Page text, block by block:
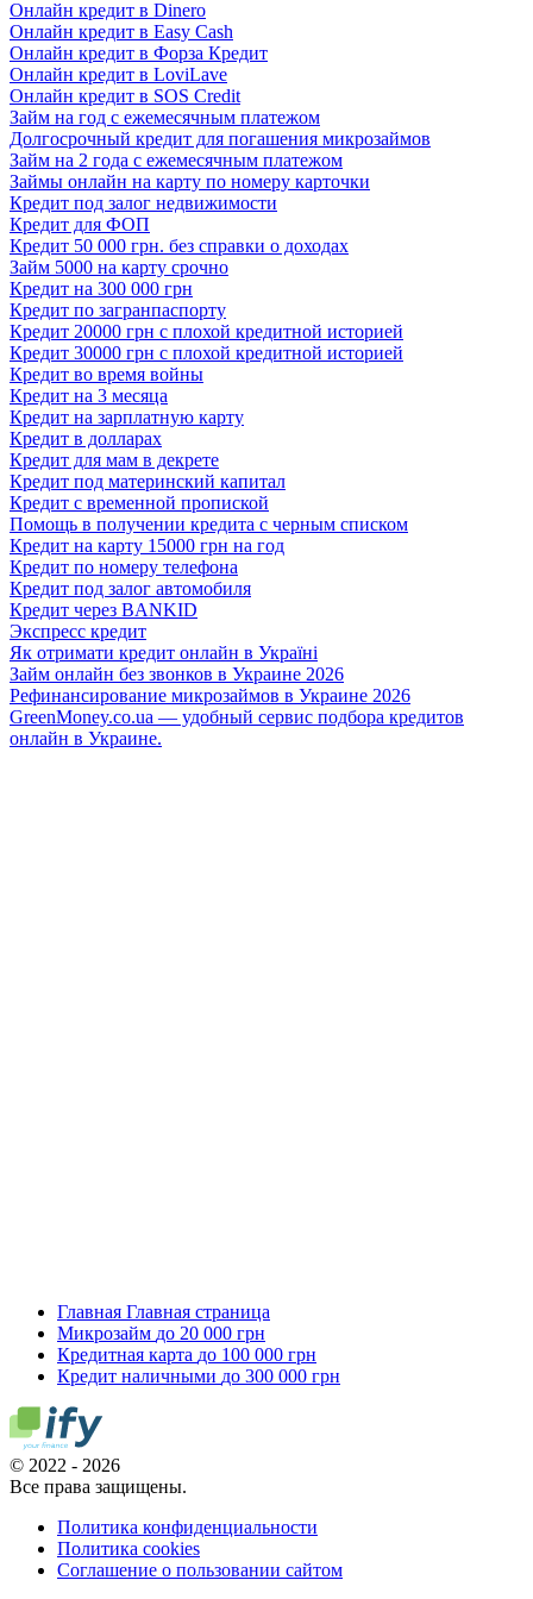
Онлайн кредит в Dinero
Онлайн кредит в Easy Cash
Онлайн кредит в Форза Кредит
Онлайн кредит в LoviLave
Онлайн кредит в SOS Credit
Займ на год с ежемесячным платежом
Долгосрочный кредит для погашения микрозаймов
Займ на 2 года с ежемесячным платежом
Займы онлайн на карту по номеру карточки
Кредит под залог недвижимости
Кредит для ФОП
Кредит 50 000 грн. без справки о доходах
Займ 5000 на карту срочно
Кредит на 300 000 грн
Кредит по загранпаспорту
Кредит 20000 грн с плохой кредитной историей
Кредит 30000 грн с плохой кредитной историей
Кредит во время войны
Кредит на 3 месяца
Кредит на зарплатную карту
Кредит в долларах
Кредит для мам в декрете
Кредит под материнский капитал
Кредит с временной пропиской
Помощь в получении кредита с черным списком
Кредит на карту 15000 грн на год
Кредит по номеру телефона
Кредит под залог автомобиля
Кредит через BANKID
Экспресс кредит
Як отримати кредит онлайн в Україні
Займ онлайн без звонков в Украине 2026
Рефинансирование микрозаймов в Украине 2026
GreenMoney.co.ua — удобный сервис подбора кредитов
онлайн в Украине.
Главная Главная страница
Микрозайм до 20 000 грн
Кредитная карта до 100 000 грн
Кредит наличными до 300 000 грн
© 2022 - 2026
Все права защищены.
Политика конфиденциальности
Политика cookies
Соглашение о пользовании сайтом